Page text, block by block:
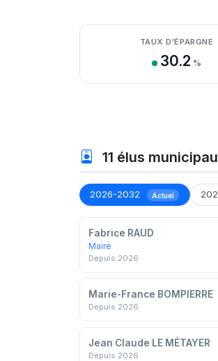
Détail des recettes
Détail des dépenses
Détail de la
TAUX D'ÉPARGNE
30.2 %
11 élus
2026-2032 Actuel
Fabrice RAUD
Maire
Depuis 2026
Marie-France BOMPIERRE
Depuis 2026
Jean Claude LE MÉTAYER
Depuis 2026